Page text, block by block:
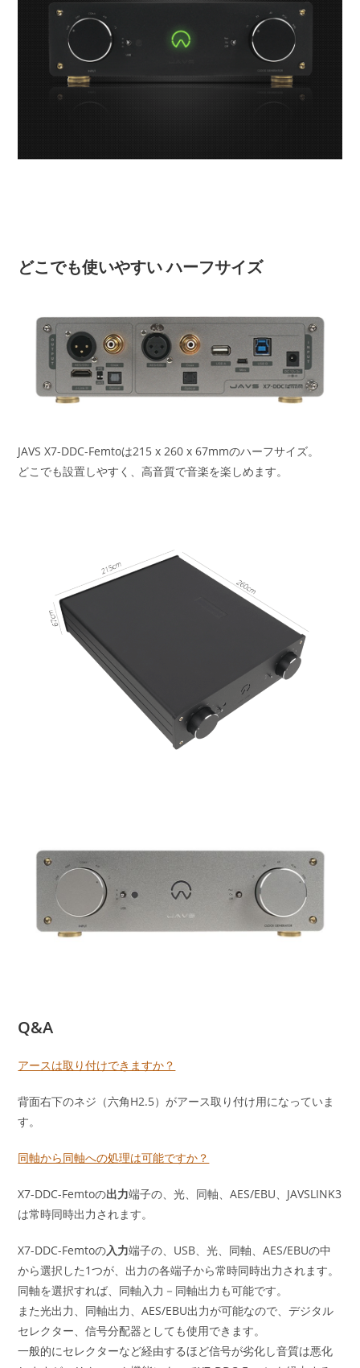
どこでも使いやすい ハーフサイズ
JAVS X7-DDC-Femtoは215 x 260 x 67mmのハーフサイズ。
どこでも設置しやすく、高音質で音楽を楽しめます。
Q&A
アースは取り付けできますか？
背面右下のネジ（六角H2.5）がアース取り付け用になっていま
す。
同軸から同軸への処理は可能ですか？
X7-DDC-Femtoの出力端子の、光、同軸、AES/EBU、JAVSLINK3
は常時同時出力されます。
X7-DDC-Femtoの入力端子の、USB、光、同軸、AES/EBUの中
から選択した1つが、出力の各端子から常時同時出力されます。
同軸を選択すれば、同軸入力－同軸出力も可能です。
また光出力、同軸出力、AES/EBU出力が可能なので、デジタル
セレクター、信号分配器としても使用できます。
一般的にセレクターなど経由するほど信号が劣化し音質は悪化